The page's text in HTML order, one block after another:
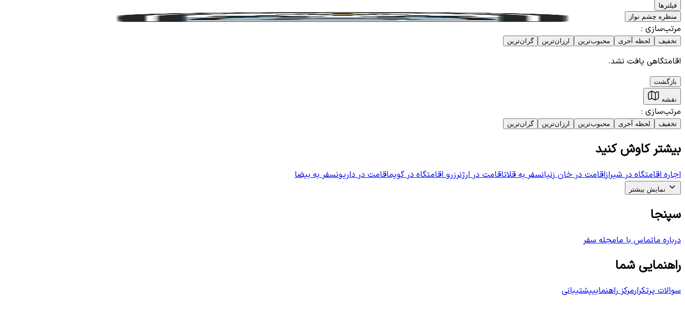
فیلترها
منظره چشم نواز
مرتب‌سازی :
تخفیف لحظه آخری محبوب‌ترین ارزان‌ترین گران‌ترین
اقامتگاهی یافت نشد.
بازگشت
نقشه
مرتب‌سازی :
تخفیف لحظه آخری محبوب‌ترین ارزان‌ترین گران‌ترین
بیشتر کاوش کنید
اجاره اقامتگاه در شیرازاقامت در خان زنیانسفر به قلاتاقامت در ارژنرزرو اقامتگاه در گویماقامت در داریونسفر به بیضا
نمایش بیشتر
سپنجا
درباره ماتماس با مامجله سفر
راهنمایی شما
سوالات پرتکرارمرکز راهنماییپشتیبانی